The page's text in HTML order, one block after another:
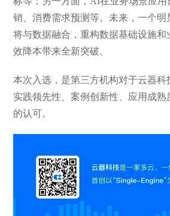
销、消费需求预测等。未来，一个明
将与数据融合，重构数据基础设施和
效降本带来全新突破。
本次入选，是第三方机构对于云器科
实践领先性、案例创新性、应用成
的认可。